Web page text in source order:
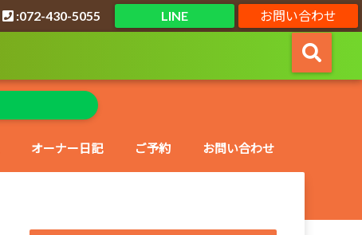
お問い合わせ
LINE
:072-430-5055
オーナー日記 ご予約 お問い合わせ